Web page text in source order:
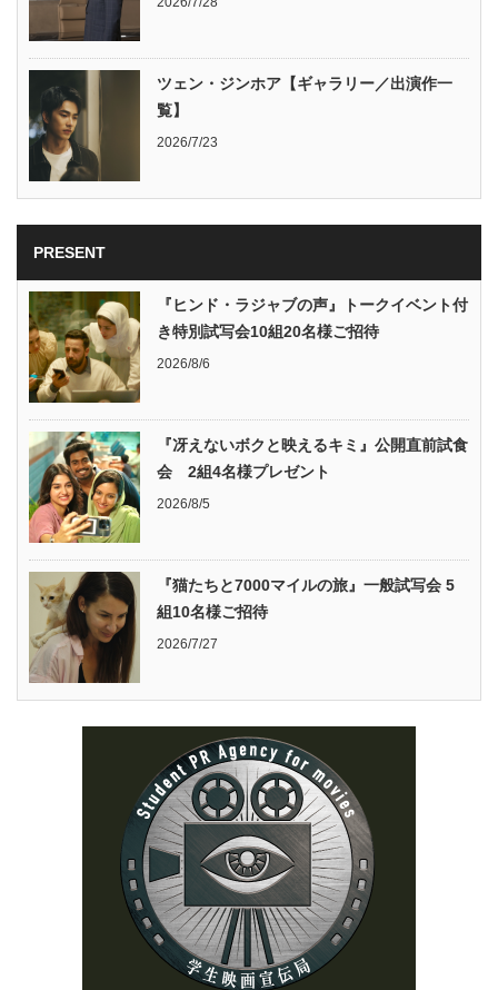
ツェン・ジンホア【ギャラリー／出演作一
覧】
2026/7/23
PRESENT
『ヒンド・ラジャブの声』トークイベント付
き特別試写会10組20名様ご招待
2026/8/6
『冴えないボクと映えるキミ』公開直前試食
会 2組4名様プレゼント
2026/8/5
『猫たちと7000マイルの旅』一般試写会 5
組10名様ご招待
2026/7/27